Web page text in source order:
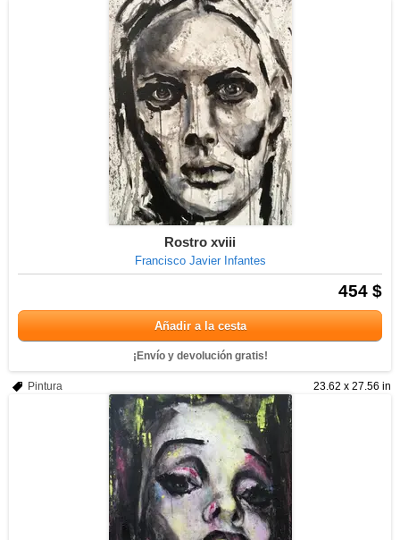
Rostro xviii
Francisco Javier Infantes
454 $
Añadir a la cesta
¡Envío y devolución gratis!
23.62 x 27.56 in
Pintura